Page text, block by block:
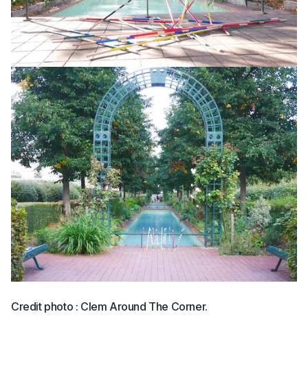
Credit photo : Clem Around The Corner.